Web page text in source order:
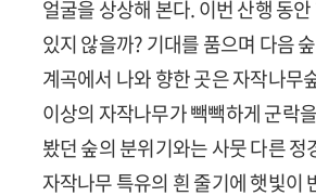
얼굴을 상상해 본다. 이번 산행 동
있지 않을까? 기대를 품으며 다음
계곡에서 나와 향한 곳은 자작나무
이상의 자작나무가 빽빽하게 군락
봤던 숲의 분위기와는 사뭇 다른 정
자작나무 특유의 흰 줄기에 햇빛이